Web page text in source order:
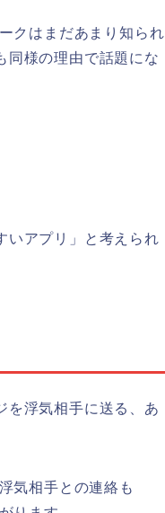
クはまだあまり知られ
同様の理由で話題にな
いアプリ」と考えられ
を浮気相手に送る、あ
気相手との連絡も